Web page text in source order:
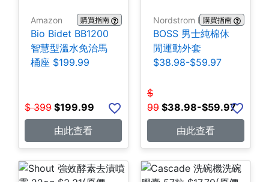
Amazon 購買指南
Bio Bidet BB1200
智慧型溫水免治馬
桶座 $199.99
$ 399 $199.99
由此查看
Nordstrom Rack購買指南
BOSS 男士純棉休
閒運動外套
$38.98-$59.97
$
99 $38.98-$59.97
由此查看